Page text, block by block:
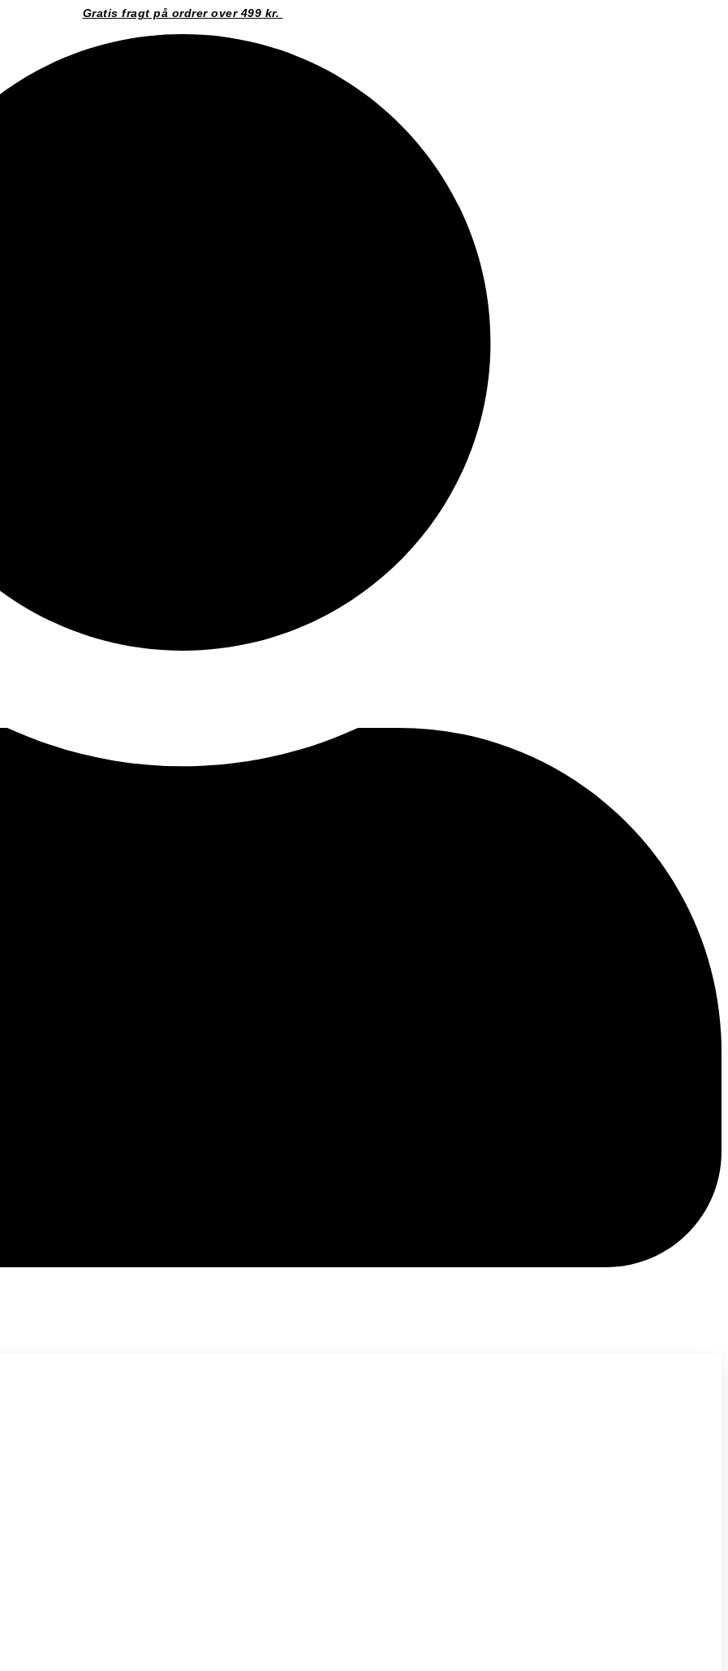
Gratis fragt på ordrer over 499 kr.